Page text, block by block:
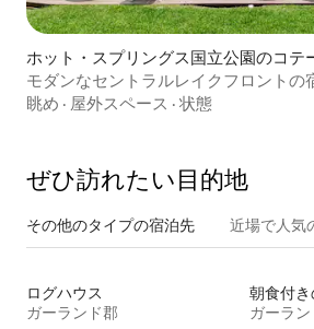
ホット・スプリングス国立公園のコテ
モダンなセントラルレイクフロントの
眺め · 屋外スペース · 状態
ぜひ訪⁠れ⁠た⁠い目⁠的⁠地
その他のタ⁠イ⁠プ⁠の宿⁠泊⁠先 近場で人気
ログハウス
ガーランド郡
朝食付
ガーラン